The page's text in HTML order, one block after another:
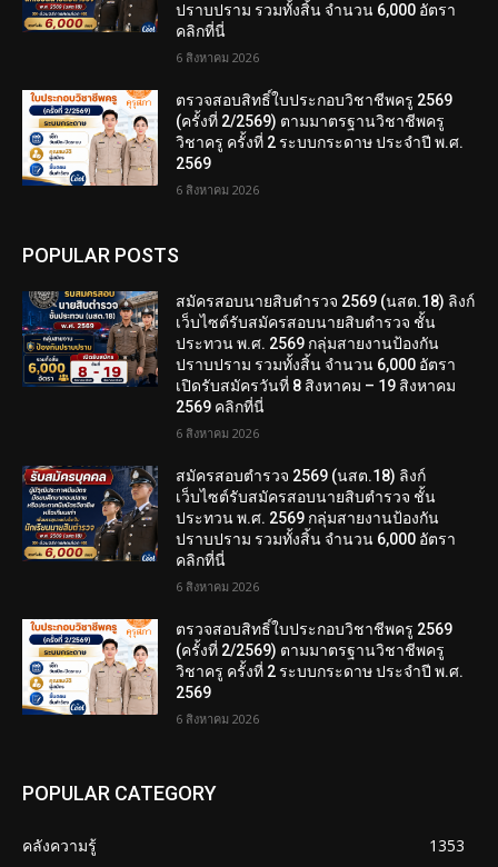
ปราบปราม รวมทั้งสิ้น จำนวน 6,000 อัตรา
คลิกที่นี่
6 สิงหาคม 2026
ตรวจสอบสิทธิ์ใบประกอบวิชาชีพครู 2569
(ครั้งที่ 2/2569) ตามมาตรฐานวิชาชีพครู
วิชาครู ครั้งที่ 2 ระบบกระดาษ ประจำปี พ.ศ.
2569
6 สิงหาคม 2026
POPULAR POSTS
สมัครสอบนายสิบตำรวจ 2569 (นสต.18) ลิงก์
เว็บไซต์รับสมัครสอบนายสิบตำรวจ ชั้น
ประทวน พ.ศ. 2569 กลุ่มสายงานป้องกัน
ปราบปราม รวมทั้งสิ้น จำนวน 6,000 อัตรา
เปิดรับสมัครวันที่ 8 สิงหาคม – 19 สิงหาคม
2569 คลิกที่นี่
6 สิงหาคม 2026
สมัครสอบตํารวจ 2569 (นสต.18) ลิงก์
เว็บไซต์รับสมัครสอบนายสิบตำรวจ ชั้น
ประทวน พ.ศ. 2569 กลุ่มสายงานป้องกัน
ปราบปราม รวมทั้งสิ้น จำนวน 6,000 อัตรา
คลิกที่นี่
6 สิงหาคม 2026
ตรวจสอบสิทธิ์ใบประกอบวิชาชีพครู 2569
(ครั้งที่ 2/2569) ตามมาตรฐานวิชาชีพครู
วิชาครู ครั้งที่ 2 ระบบกระดาษ ประจำปี พ.ศ.
2569
6 สิงหาคม 2026
POPULAR CATEGORY
คลังความรู้
1353